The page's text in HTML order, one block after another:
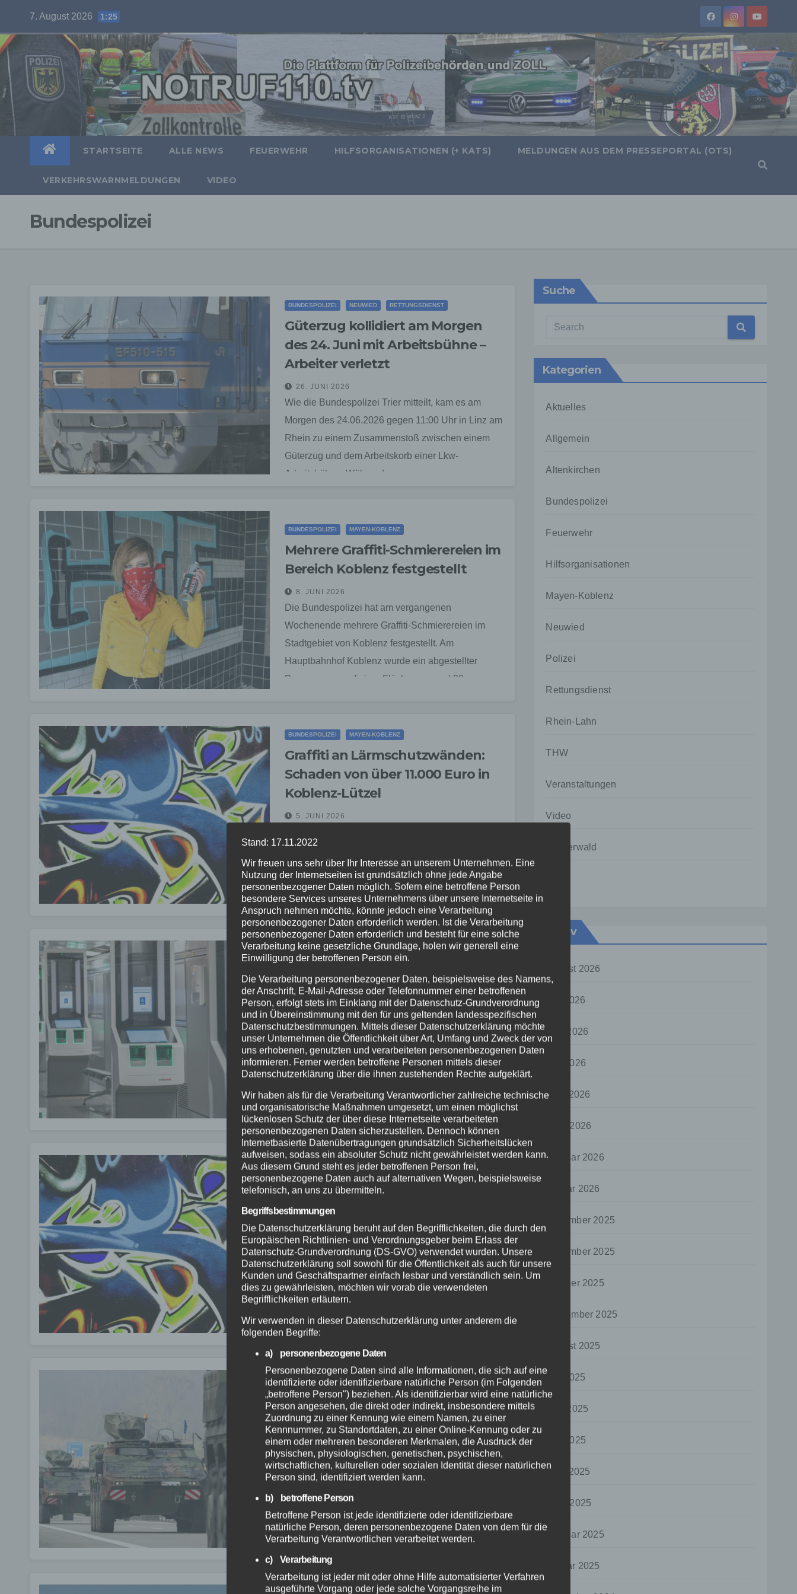
content
7. August 2026 1:25
STARTSEITE ALLE NEWS FEUERWEHR HILFSORGANISATIONEN (+ KATS) MELDUNGEN AUS DEM PRESSEPORTAL (OTS)
VERKEHRSWARNMELDUNGEN VIDEO
Bundespolizei
BUNDESPOLIZEI NEUWIED RETTUNGSDIENST
Güterzug kollidiert am Morgen
des 24. Juni mit Arbeitsbühne –
Arbeiter verletzt
26. JUNI 2026
Wie die Bundespolizei Trier mitteilt, kam es am
Morgen des 24.06.2026 gegen 11:00 Uhr in Linz am
Rhein zu einem Zusammenstoß zwischen einem
Güterzug und dem Arbeitskorb einer Lkw-
Arbeitsbühne. Während…
BUNDESPOLIZEI MAYEN-KOBLENZ
Mehrere Graffiti-Schmierereien im
Bereich Koblenz festgestellt
8. JUNI 2026
Die Bundespolizei hat am vergangenen
Wochenende mehrere Graffiti-Schmierereien im
Stadtgebiet von Koblenz festgestellt. Am
Hauptbahnhof Koblenz wurde ein abgestellter
Personenzug auf einer Fläche von rund 80
BUNDESPOLIZEI MAYEN-KOBLENZ
Graffiti an Lärmschutzwänden:
Schaden von über 11.000 Euro in
Koblenz-Lützel
5. JUNI 2026
Bahnhofs Koblenz-Lützel mehrere
Farbschmierereien festgestellt. Betroffen sind unter
anderem die noch im Bau befindlichen
Lärmschutzwände in Richtung…
BUNDESPOLIZEI
bundesweit – mehr Sicherheit und
schnellere Kontrollen
13. APR. 2026
Die Einführung des neuen digitalen Entry/Exit
Systems (EES) in Deutschland ist erfolgreich
abgeschlossen: Seit dem 10. April 2026 befindet
sich das System an allen Flug- und Seehäfen im
vollständigen Wirkbetrieb.…
BUNDESPOLIZEI MAYEN-KOBLENZ
Graffiti-Sprayer am Koblenzer
Hauptbahnhof auf frischer Tat
gestellt
10. APR. 2026
In der Nacht zu Ostersonntag konnten Einsatzkräfte
der Bundespolizei Trier im Bereich des
Bahnbetriebsgeländes am Hauptbahnhof Koblenz
einen Graffiti-Sprayer auf frischer Tat festnehmen.
Der 23-jährige deutsche Tatverdächtige versuchte
beim Erkennen…
BUNDESPOLIZEI POLIZEI RHEIN-LAHN
Großübung GETEX 2026 in
Lahnstein – Innenminister Ebling
vor Ort
17. MÄRZ 2026
Im Rahmen der bundesweiten Übung „GETEX
2026“ trainieren Polizeien der Länder und des
Bundes gemeinsam mit der Bundeswehr das
Zusammenspiel bei terroristischen
Bedrohungslagen. In Rheinland-Pfalz findet die
Übung am Mittwoch,…
Suche
Kategorien
Aktuelles
Allgemein
Altenkirchen
Bundespolizei
Feuerwehr
Hilfsorganisationen
Mayen-Koblenz
Neuwied
Polizei
Rettungsdienst
Rhein-Lahn
THW
Veranstaltungen
Video
Westerwald
Archiv
August 2026
Juli 2026
Juni 2026
Mai 2026
April 2026
März 2026
Februar 2026
Januar 2026
Dezember 2025
November 2025
Oktober 2025
September 2025
August 2025
Juli 2025
Juni 2025
Mai 2025
April 2025
März 2025
Februar 2025
Januar 2025
Stand: 17.11.2022
Wir freuen uns sehr über Ihr Interesse an unserem Unternehmen. Eine
Nutzung der Internetseiten ist grundsätzlich ohne jede Angabe
personenbezogener Daten möglich. Sofern eine betroffene Person
besondere Services unseres Unternehmens über unsere Internetseite in
Anspruch nehmen möchte, könnte jedoch eine Verarbeitung
personenbezogener Daten erforderlich werden. Ist die Verarbeitung
personenbezogener Daten erforderlich und besteht für eine solche
Verarbeitung keine gesetzliche Grundlage, holen wir generell eine
Einwilligung der betroffenen Person ein.
Die Verarbeitung personenbezogener Daten, beispielsweise des Namens,
der Anschrift, E-Mail-Adresse oder Telefonnummer einer betroffenen
Person, erfolgt stets im Einklang mit der Datenschutz-Grundverordnung
und in Übereinstimmung mit den für uns geltenden landesspezifischen
Datenschutzbestimmungen. Mittels dieser Datenschutzerklärung möchte
unser Unternehmen die Öffentlichkeit über Art, Umfang und Zweck der von
uns erhobenen, genutzten und verarbeiteten personenbezogenen Daten
informieren. Ferner werden betroffene Personen mittels dieser
Datenschutzerklärung über die ihnen zustehenden Rechte aufgeklärt.
Wir haben als für die Verarbeitung Verantwortlicher zahlreiche technische
und organisatorische Maßnahmen umgesetzt, um einen möglichst
lückenlosen Schutz der über diese Internetseite verarbeiteten
personenbezogenen Daten sicherzustellen. Dennoch können
Internetbasierte Datenübertragungen grundsätzlich Sicherheitslücken
aufweisen, sodass ein absoluter Schutz nicht gewährleistet werden kann.
Aus diesem Grund steht es jeder betroffenen Person frei,
personenbezogene Daten auch auf alternativen Wegen, beispielsweise
telefonisch, an uns zu übermitteln.
Begriffsbestimmungen
Die Datenschutzerklärung beruht auf den Begrifflichkeiten, die durch den
Europäischen Richtlinien- und Verordnungsgeber beim Erlass der
Datenschutz-Grundverordnung (DS-GVO) verwendet wurden. Unsere
Datenschutzerklärung soll sowohl für die Öffentlichkeit als auch für unsere
Kunden und Geschäftspartner einfach lesbar und verständlich sein. Um
dies zu gewährleisten, möchten wir vorab die verwendeten
Begrifflichkeiten erläutern.
Wir verwenden in dieser Datenschutzerklärung unter anderem die
folgenden Begriffe:
a) personenbezogene Daten
Personenbezogene Daten sind alle Informationen, die sich auf eine
identifizierte oder identifizierbare natürliche Person (im Folgenden
„betroffene Person") beziehen. Als identifizierbar wird eine natürliche
Person angesehen, die direkt oder indirekt, insbesondere mittels
Zuordnung zu einer Kennung wie einem Namen, zu einer
Kennnummer, zu Standortdaten, zu einer Online-Kennung oder zu
einem oder mehreren besonderen Merkmalen, die Ausdruck der
physischen, physiologischen, genetischen, psychischen,
wirtschaftlichen, kulturellen oder sozialen Identität dieser natürlichen
Person sind, identifiziert werden kann.
b) betroffene Person
Betroffene Person ist jede identifizierte oder identifizierbare
natürliche Person, deren personenbezogene Daten von dem für die
Verarbeitung Verantwortlichen verarbeitet werden.
c) Verarbeitung
Verarbeitung ist jeder mit oder ohne Hilfe automatisierter Verfahren
ausgeführte Vorgang oder jede solche Vorgangsreihe im